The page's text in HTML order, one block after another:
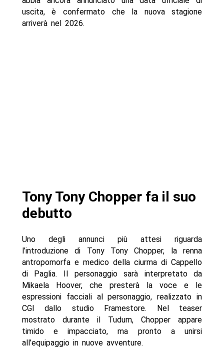
uscita, è confermato che la nuova stagione
arriverà nel 2026.
Tony Tony Chopper fa il suo
debutto
Uno degli annunci più attesi riguarda
l’introduzione di Tony Tony Chopper, la renna
antropomorfa e medico della ciurma di Cappello
di Paglia. Il personaggio sarà interpretato da
Mikaela Hoover, che presterà la voce e le
espressioni facciali al personaggio, realizzato in
CGI dallo studio Framestore. Nel teaser
mostrato durante il Tudum, Chopper appare
timido e impacciato, ma pronto a unirsi
all’equipaggio in nuove avventure.